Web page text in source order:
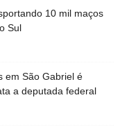
10 mil maços
Sul
em São Gabriel é
a deputada federal